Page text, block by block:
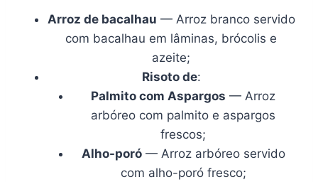
Arroz de bacalhau — Arroz branco servido
com bacalhau em lâminas, brócolis e
azeite;
Risoto de:
Palmito com Aspargos — Arroz
arbóreo com palmito e aspargos
frescos;
Alho-poró— Arroz arbóreo servido
com alho-poró fresco;